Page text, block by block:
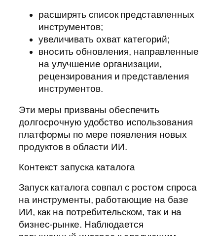
расширять список представленных
инструментов;
увеличивать охват категорий;
вносить обновления, направленные
на улучшение организации,
рецензирования и представления
инструментов.
Эти меры призваны обеспечить
долгосрочную удобство использования
платформы по мере появления новых
продуктов в области ИИ.
Контекст запуска каталога
Запуск каталога совпал с ростом спроса
на инструменты, работающие на базе
ИИ, как на потребительском, так и на
бизнес-рынке. Наблюдается